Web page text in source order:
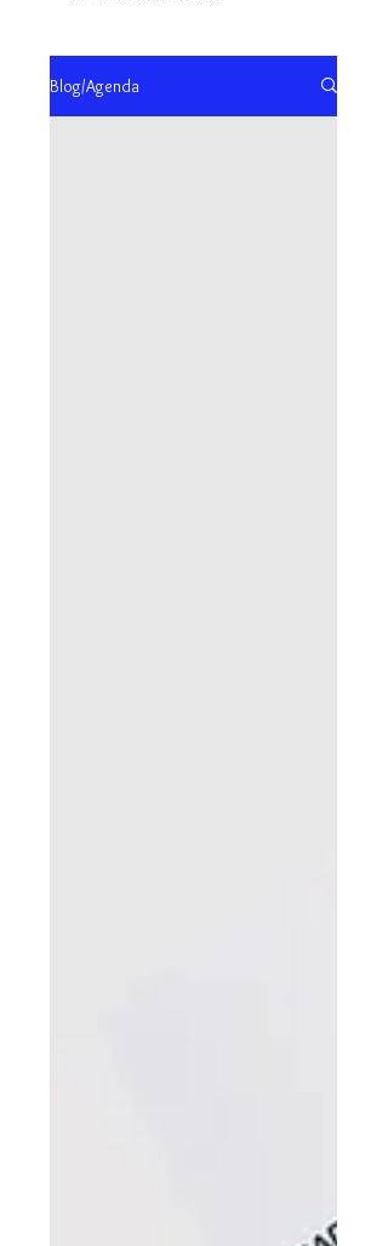
Blog/Agenda